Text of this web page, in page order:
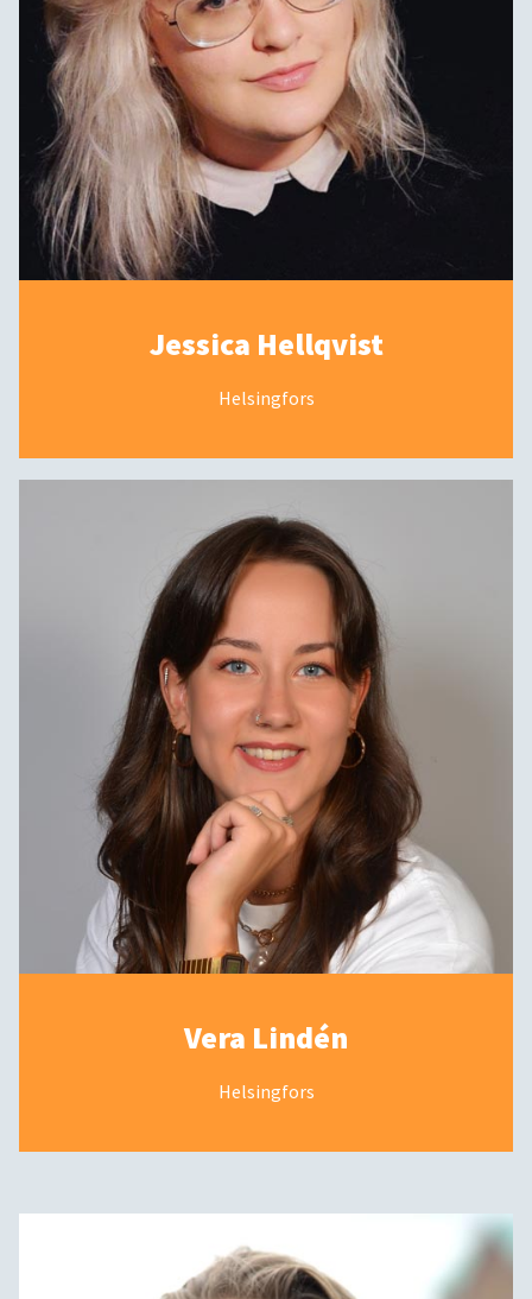
Jessica Hellqvist
Helsingfors
Vera Lindén
Helsingfors